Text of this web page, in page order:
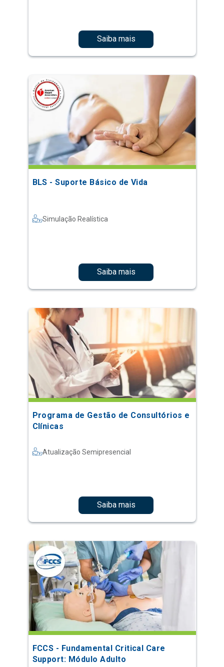
Saiba mais
BLS - Suporte Básico de Vida
Simulação Realística
Saiba mais
Programa de Gestão de Consultórios e
Clínicas
Atualização Semipresencial
Saiba mais
FCCS - Fundamental Critical Care
Support: Módulo Adulto